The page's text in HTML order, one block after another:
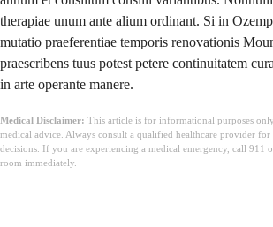
therapiae unum ante alium ordinant. Si in
mutatio praeferentiae temporis renovationis
praescribens tuus potest petere continuitatem
in arte operante manere.
Medical Disclaimer: This article is for informational purposes
medical advice. Always consult a qualified healthcare provider for
decisions. If you are experiencing a medical emergency, call 911
room immediately.